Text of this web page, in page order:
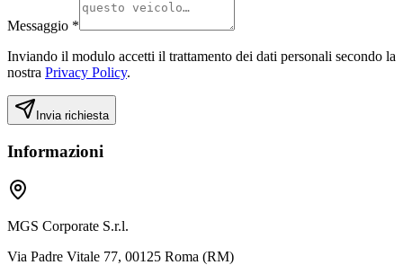
Messaggio *
Inviando il modulo accetti il trattamento dei dati personali secondo la
nostra Privacy Policy.
Invia richiesta
Informazioni
MGS Corporate S.r.l.
Via Padre Vitale 77, 00125 Roma (RM)